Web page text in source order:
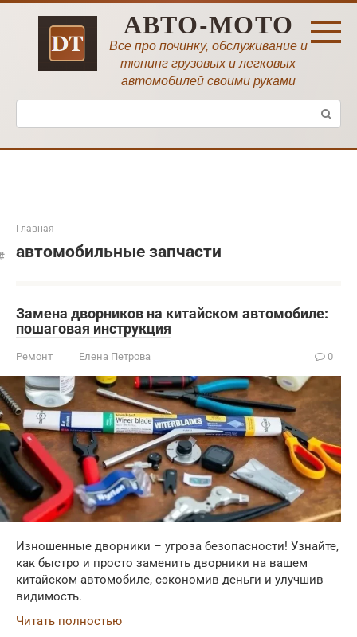
Перейти
АВТО-МОТО
Все про починку, обслуживание и
тюнинг грузовых и легковых
автомобилей своими руками
Поиск:
Главная
автомобильные запчасти
Замена дворников на китайском автомобиле:
пошаговая инструкция
Ремонт Елена Петрова 0
Изношенные дворники – угроза безопасности! Узнайте,
как быстро и просто заменить дворники на вашем
китайском автомобиле, сэкономив деньги и улучшив
видимость.
Читать полностью